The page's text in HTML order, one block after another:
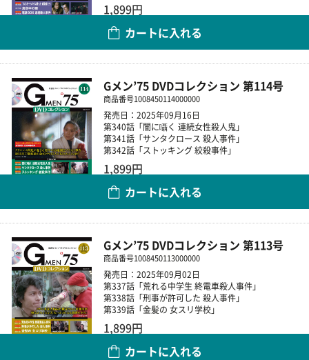
1,899円
カートに入れる
Gメン’75 DVDコレクション 第114号
商品番号1008450114000000
発売日：2025年09月16日
第340話「闇に囁く 連続女性殺人鬼」
第341話「サンタクロース 殺人事件」
第342話「ストッキング 絞殺事件」
1,899円
カートに入れる
Gメン’75 DVDコレクション 第113号
商品番号1008450113000000
発売日：2025年09月02日
第337話「荒れる中学生 終電車殺人事件」
第338話「刑事が許可した 殺人事件」
第339話「金髪の 女スリ学校」
1,899円
カートに入れる